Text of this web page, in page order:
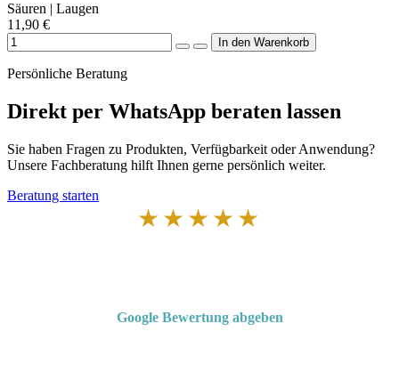
Säuren | Laugen
11,90 €
Persönliche Beratung
Direkt per WhatsApp beraten lassen
Sie haben Fragen zu Produkten, Verfügbarkeit oder Anwendung?
Unsere Fachberatung hilft Ihnen gerne persönlich weiter.
Beratung starten
★★★★★
Google Bewertung abgeben